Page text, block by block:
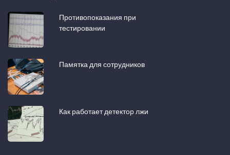
Противопоказания при
тестировании
Памятка для сотрудников
Как работает детектор лжи